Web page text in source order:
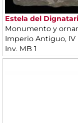
Estela del
Monumento y
Imperio Antiguo, IV
Inv. MB 1